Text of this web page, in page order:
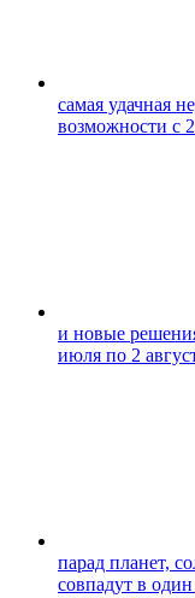
самая удачная
возможности с
и новые
июля по 2
парад планет,
совпадут в